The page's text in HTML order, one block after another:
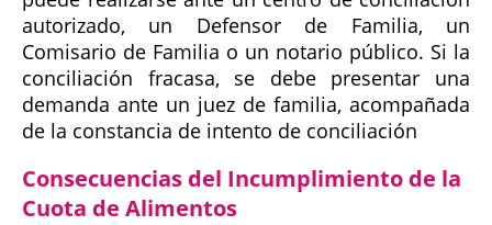
autorizado, un Defensor de Familia, un
Comisario de Familia o un notario público. Si la
conciliación fracasa, se debe presentar una
demanda ante un juez de familia, acompañada
de la constancia de intento de conciliación
Consecuencias del Incumplimiento de la
Cuota de Alimentos